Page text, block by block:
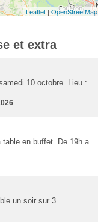
Leaflet| OpenStreetMap
et extra
10 octobre .Lieu :
en buffet. De 19h a
un soir sur 3